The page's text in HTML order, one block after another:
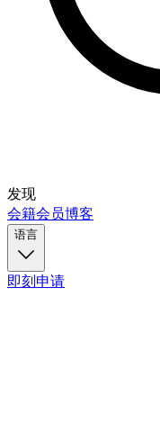
发现
会籍会员博客
语言
即刻申请